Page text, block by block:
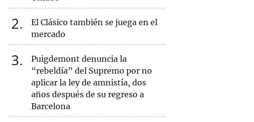
2
El Clásico también se juega en el
mercado
3
Puigdemont denuncia la
“rebeldía” del Supremo por no
aplicar la ley de amnistía, dos
años después de su regreso a
Barcelona